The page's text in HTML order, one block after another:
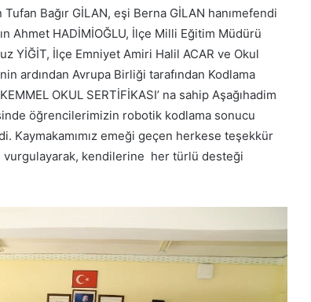
Bağır GİLAN, eşi Berna GİLAN hanımefendi
Ahmet HADİMİOĞLU, İlçe Milli Eğitim Müdürü
YİĞİT, İlçe Emniyet Amiri Halil ACAR ve Okul
ardından Avrupa Birliği tarafından Kodlama
OKUL SERTİFİKASI’ na sahip Aşağıhadim
öğrencilerimizin robotik kodlama sonucu
Kaymakamımız emeği geçen herkese teşekkür
vurgulayarak, kendilerine her türlü desteği